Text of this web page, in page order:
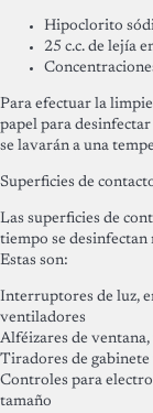
Hipoclorito
25 c.c. de lejía
Para efectuar la
papel para desinfectar
se lavarán a una
Superficies de
Las superficies de
tiempo se desinfectan
Estas son:
Interruptores de luz,
ventiladores
Alféizares de
Tiradores de
Controles para
tamaño